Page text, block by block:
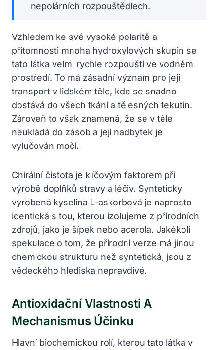
nepolárních rozpouštědlech.
Vzhledem ke své vysoké polaritě a
přítomnosti mnoha hydroxylových skupin se
tato látka velmi rychle rozpouští ve vodném
prostředí. To má zásadní význam pro její
transport v lidském těle, kde se snadno
dostává do všech tkání a tělesných tekutin.
Zároveň to však znamená, že se v těle
neukládá do zásob a její nadbytek je
vylučován močí.
Chirální čistota je klíčovým faktorem při
výrobě doplňků stravy a léčiv. Synteticky
vyrobená kyselina L-askorbová je naprosto
identická s tou, kterou izolujeme z přírodních
zdrojů, jako je šípek nebo acerola. Jakékoli
spekulace o tom, že přírodní verze má jinou
chemickou strukturu než syntetická, jsou z
vědeckého hlediska nepravdivé.
Antioxidační Vlastnosti A
Mechanismus Účinku
Hlavní biochemickou rolí, kterou tato látka v